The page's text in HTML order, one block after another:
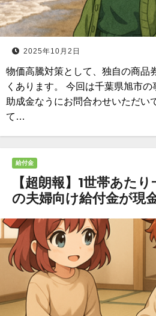
2025年10月2日
物価高騰対策として、独自の商品
くあります。 今回は千葉県旭市の
助成金なうにお問合わせいただい
て…
給付金
【超朗報】1世帯あた
の夫婦向け給付金が現